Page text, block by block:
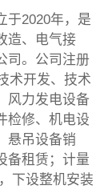
于2020年，是
造、电气接
司。公司注册
术开发、技术
风力发电设备
检修、机电设
悬吊设备销
备租赁；计量
下设整机安装